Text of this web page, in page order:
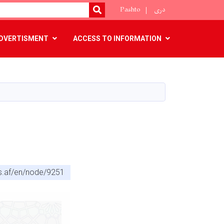
SEARCH
Pashto دری
ACCESS TO INFORMATION
en/node/9251